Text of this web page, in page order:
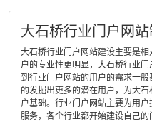
大石桥行业门户网
大石桥行业门户网站建设主要是
户的专业性更明显，大石桥行业
到行业门户网站的用户的需求一
的发掘出更多的潜在用户，为大
户基础。行业门户网站主要为用
服务，各个行业都开始建设自己的